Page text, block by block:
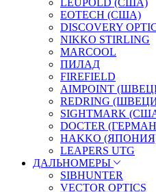
LEUPOLD (США)
EOTECH (США)
DISCOVERY
NIKKO STIRLING
MARCOOL
ПИЛАД
FIREFIELD
AIMPOINT
REDRING
SIGHTMARK
DOCTER
HAKKO
LEAPERS UTG
ДАЛЬНОМЕРЫ
SIBHUNTER
VECTOR OPTICS